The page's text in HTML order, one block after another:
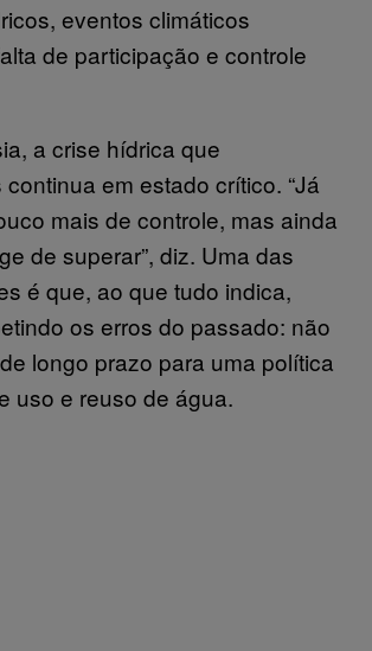
eventos climáticos
de participação e controle
a crise hídrica que
em estado crítico. “Já
mais de controle, mas ainda
de superar”, diz. Uma das
é que, ao que tudo indica,
os erros do passado: não
longo prazo para uma política
uso e reuso de água.